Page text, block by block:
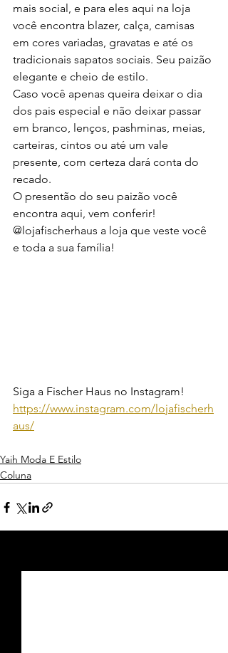
mais social, e para eles aqui na loja
você encontra blazer, calça, camisas
em cores variadas, gravatas e até os
tradicionais sapatos sociais. Seu paizão
elegante e cheio de estilo.
Caso você apenas queira deixar o dia
dos pais especial e não deixar passar
em branco, lenços, pashminas, meias,
carteiras, cintos ou até um vale
presente, com certeza dará conta do
recado.
O presentão do seu paizão você
encontra aqui, vem conferir!
@‌lojafischerhaus a loja que veste você
e toda a sua família!
Siga a Fischer Haus no Instagram!
https://www.instagram.com/lojafischerh
aus/
Yaih Moda E Estilo
Coluna